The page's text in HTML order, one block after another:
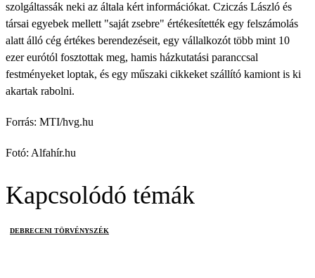
szolgáltassák neki az általa kért információkat. Cziczás László és
társai egyebek mellett "saját zsebre" értékesítették egy felszámolás
alatt álló cég értékes berendezéseit, egy vállalkozót több mint 10
ezer eurótól fosztottak meg, hamis házkutatási paranccsal
festményeket loptak, és egy műszaki cikkeket szállító kamiont is ki
akartak rabolni.
Forrás: MTI/hvg.hu
Fotó: Alfahír.hu
Kapcsolódó témák
DEBRECENI TÖRVÉNYSZÉK